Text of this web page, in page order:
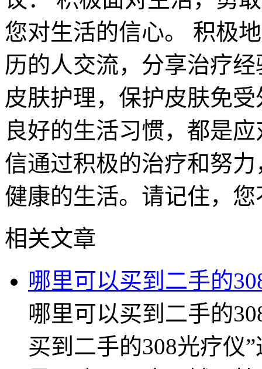
您对生活的信心。 积极
历的人交流，分享治疗
皮肤护理，保护皮肤免
良好的生活习惯，都是
信通过积极的治疗和努
健康的生活。请记住，
相关文章
哪里可以买到二手的
哪里可以买到二手的
买到二手的308光疗仪